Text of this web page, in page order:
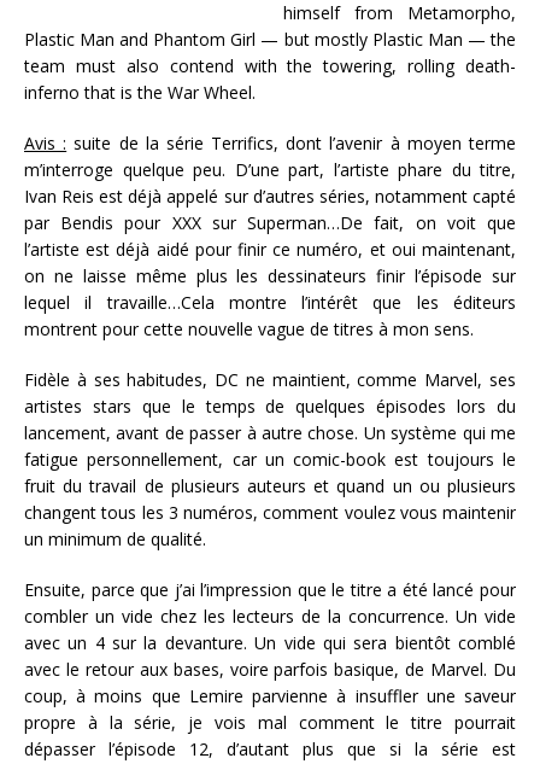
himself from Metamorpho,
Plastic Man and Phantom Girl — but mostly Plastic Man — the
team must also contend with the towering, rolling death-
inferno that is the War Wheel.
Avis : suite de la série Terrifics, dont l’avenir à moyen terme
m’interroge quelque peu. D’une part, l’artiste phare du titre,
Ivan Reis est déjà appelé sur d’autres séries, notamment capté
par Bendis pour XXX sur Superman…De fait, on voit que
l’artiste est déjà aidé pour finir ce numéro, et oui maintenant,
on ne laisse même plus les dessinateurs finir l’épisode sur
lequel il travaille…Cela montre l’intérêt que les éditeurs
montrent pour cette nouvelle vague de titres à mon sens.
Fidèle à ses habitudes, DC ne maintient, comme Marvel, ses
artistes stars que le temps de quelques épisodes lors du
lancement, avant de passer à autre chose. Un système qui me
fatigue personnellement, car un comic-book est toujours le
fruit du travail de plusieurs auteurs et quand un ou plusieurs
changent tous les 3 numéros, comment voulez vous maintenir
un minimum de qualité.
Ensuite, parce que j’ai l’impression que le titre a été lancé pour
combler un vide chez les lecteurs de la concurrence. Un vide
avec un 4 sur la devanture. Un vide qui sera bientôt comblé
avec le retour aux bases, voire parfois basique, de Marvel. Du
coup, à moins que Lemire parvienne à insuffler une saveur
propre à la série, je vois mal comment le titre pourrait
dépasser l’épisode 12, d’autant plus que si la série est